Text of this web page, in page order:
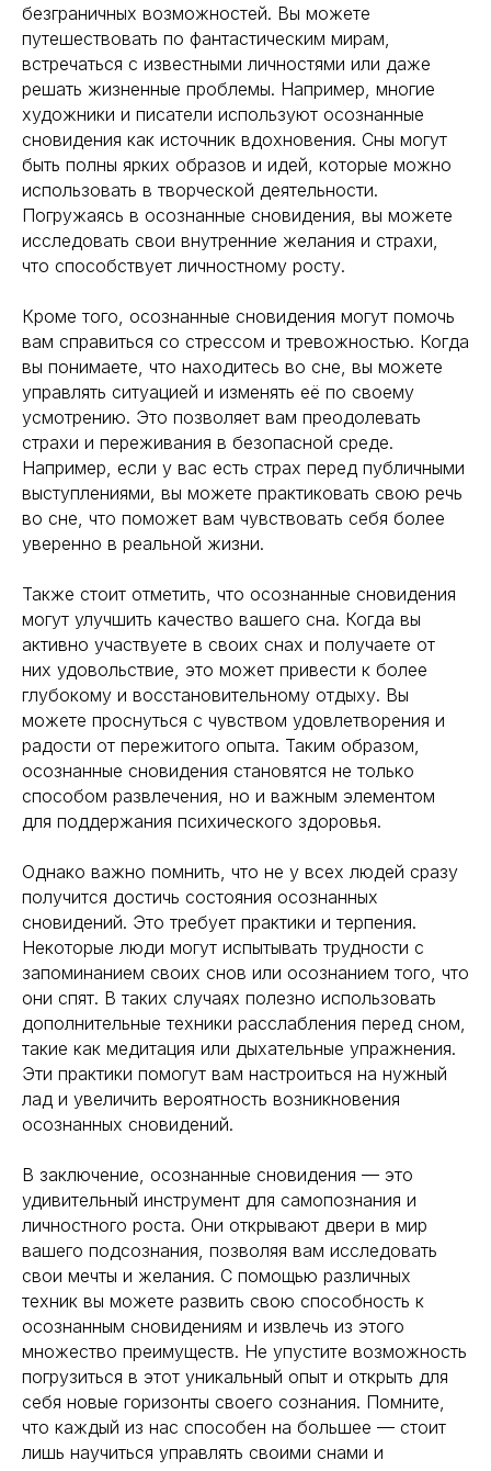
безграничных возможностей. Вы можете
путешествовать по фантастическим мирам,
встречаться с известными личностями или даже
решать жизненные проблемы. Например, многие
художники и писатели используют осознанные
сновидения как источник вдохновения. Сны могут
быть полны ярких образов и идей, которые можно
использовать в творческой деятельности.
Погружаясь в осознанные сновидения, вы можете
исследовать свои внутренние желания и страхи,
что способствует личностному росту.
Кроме того, осознанные сновидения могут помочь
вам справиться со стрессом и тревожностью. Когда
вы понимаете, что находитесь во сне, вы можете
управлять ситуацией и изменять её по своему
усмотрению. Это позволяет вам преодолевать
страхи и переживания в безопасной среде.
Например, если у вас есть страх перед публичными
выступлениями, вы можете практиковать свою речь
во сне, что поможет вам чувствовать себя более
уверенно в реальной жизни.
Также стоит отметить, что осознанные сновидения
могут улучшить качество вашего сна. Когда вы
активно участвуете в своих снах и получаете от
них удовольствие, это может привести к более
глубокому и восстановительному отдыху. Вы
можете проснуться с чувством удовлетворения и
радости от пережитого опыта. Таким образом,
осознанные сновидения становятся не только
способом развлечения, но и важным элементом
для поддержания психического здоровья.
Однако важно помнить, что не у всех людей сразу
получится достичь состояния осознанных
сновидений. Это требует практики и терпения.
Некоторые люди могут испытывать трудности с
запоминанием своих снов или осознанием того, что
они спят. В таких случаях полезно использовать
дополнительные техники расслабления перед сном,
такие как медитация или дыхательные упражнения.
Эти практики помогут вам настроиться на нужный
лад и увеличить вероятность возникновения
осознанных сновидений.
В заключение, осознанные сновидения — это
удивительный инструмент для самопознания и
личностного роста. Они открывают двери в мир
вашего подсознания, позволяя вам исследовать
свои мечты и желания. С помощью различных
техник вы можете развить свою способность к
осознанным сновидениям и извлечь из этого
множество преимуществ. Не упустите возможность
погрузиться в этот уникальный опыт и открыть для
себя новые горизонты своего сознания. Помните,
что каждый из нас способен на большее — стоит
лишь научиться управлять своими снами и